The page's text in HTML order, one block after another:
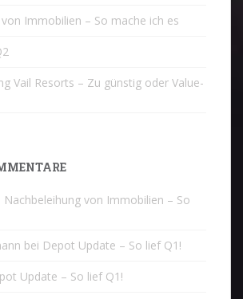
Immobilien – So mache ich es
Vail Resorts – Zu günstig oder Value-
Nachbeleihung von Immobilien – So
bei Depot Update – So lief Q1!
Update – So lief Q1!